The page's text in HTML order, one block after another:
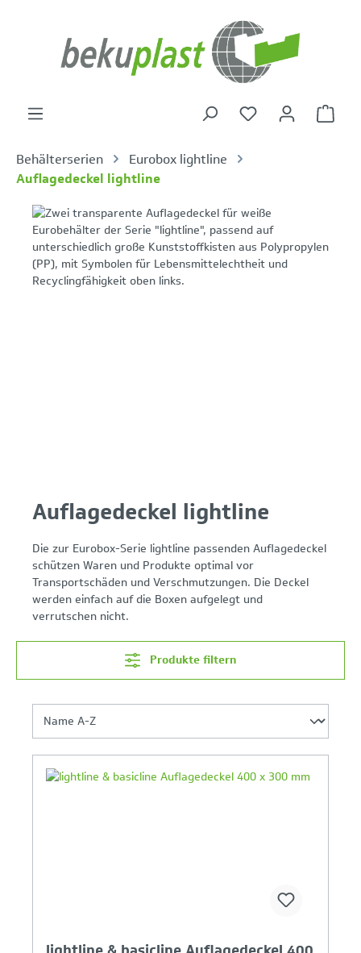
Behälterserien
Eurobox lightline
Auflagedeckel lightline
Auflagedeckel lightline
Die zur Eurobox-Serie lightline passenden Auflagedeckel
schützen Waren und Produkte optimal vor
Transportschäden und Verschmutzungen. Die Deckel
werden einfach auf die Boxen aufgelegt und
verrutschen nicht.
Produkte filtern
Ihr Produktvergleich ist voll